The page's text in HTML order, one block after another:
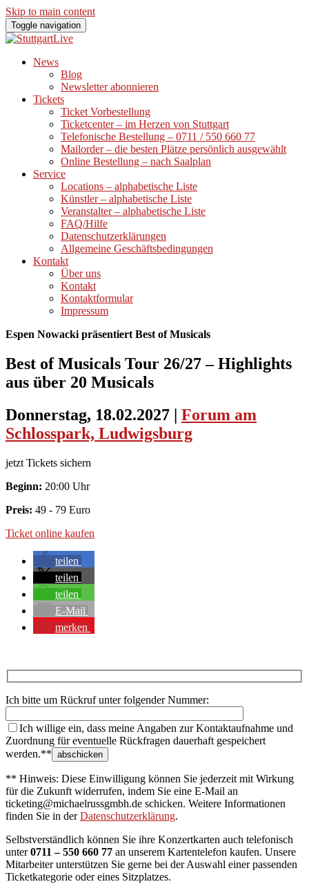
Skip to main content
Toggle navigation
News
Blog
Newsletter abonnieren
Tickets
Ticket Vorbestellung
Ticketcenter – im Herzen von Stuttgart
Telefonische Bestellung – 0711 / 550 660 77
Mailorder – die besten Plätze persönlich ausgewählt
Online Bestellung – nach Saalplan
Service
Locations – alphabetische Liste
Künstler – alphabetische Liste
Veranstalter – alphabetische Liste
FAQ/Hilfe
Datenschutzerklärungen
Allgemeine Geschäftsbedingungen
Kontakt
Über uns
Kontakt
Kontaktformular
Impressum
Espen Nowacki präsentiert Best of Musicals
Best of Musicals Tour 26/27 – Highlights
aus über 20 Musicals
Donnerstag, 18.02.2027 | Forum am
Schlosspark, Ludwigsburg
jetzt Tickets sichern
Beginn: 20:00 Uhr
Preis: 49 - 79 Euro
Ticket online kaufen
teilen
teilen
teilen
E-Mail
merken
Ich bitte um Rückruf unter folgender Nummer:
Ich willige ein, dass meine Angaben zur Kontaktaufnahme und
Zuordnung für eventuelle Rückfragen dauerhaft gespeichert
werden.**
** Hinweis: Diese Einwilligung können Sie jederzeit mit Wirkung
für die Zukunft widerrufen, indem Sie eine E-Mail an
ticketing@michaelrussgmbh.de schicken. Weitere Informationen
finden Sie in derDatenschutzerklärung.
Selbstverständlich können Sie ihre Konzertkarten auch telefonisch
unter0711 – 550 660 77 an unserem Kartentelefon kaufen. Unsere
Mitarbeiter unterstützen Sie gerne bei der Auswahl einer passenden
Ticketkategorie oder eines Sitzplatzes.